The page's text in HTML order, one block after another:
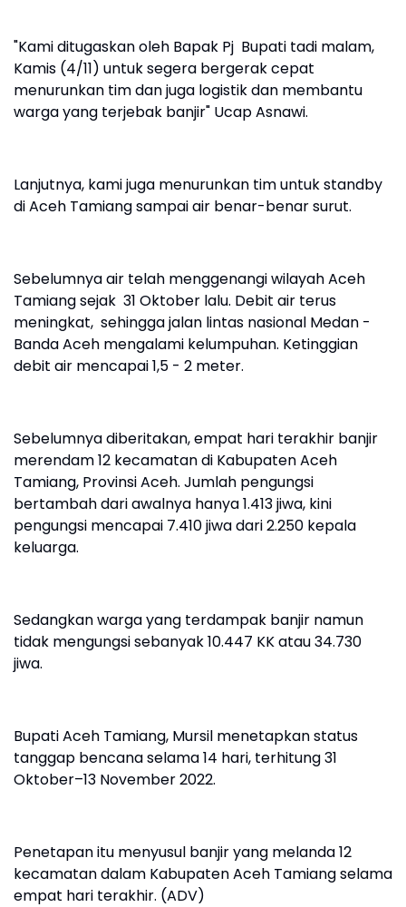
"Kami ditugaskan oleh Bapak Pj Bupati tadi malam,
Kamis (4/11) untuk segera bergerak cepat
menurunkan tim dan juga logistik dan membantu
warga yang terjebak banjir" Ucap Asnawi.
Lanjutnya, kami juga menurunkan tim untuk standby
di Aceh Tamiang sampai air benar-benar surut.
Sebelumnya air telah menggenangi wilayah Aceh
Tamiang sejak 31 Oktober lalu. Debit air terus
meningkat, sehingga jalan lintas nasional Medan -
Banda Aceh mengalami kelumpuhan. Ketinggian
debit air mencapai 1,5 - 2 meter.
Sebelumnya diberitakan, empat hari terakhir banjir
merendam 12 kecamatan di Kabupaten Aceh
Tamiang, Provinsi Aceh. Jumlah pengungsi
bertambah dari awalnya hanya 1.413 jiwa, kini
pengungsi mencapai 7.410 jiwa dari 2.250 kepala
keluarga.
Sedangkan warga yang terdampak banjir namun
tidak mengungsi sebanyak 10.447 KK atau 34.730
jiwa.
Bupati Aceh Tamiang, Mursil menetapkan status
tanggap bencana selama 14 hari, terhitung 31
Oktober–13 November 2022.
Penetapan itu menyusul banjir yang melanda 12
kecamatan dalam Kabupaten Aceh Tamiang selama
empat hari terakhir. (ADV)